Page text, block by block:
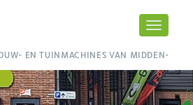
Toggle
EN TUINMACHINES VAN MIDDEN-